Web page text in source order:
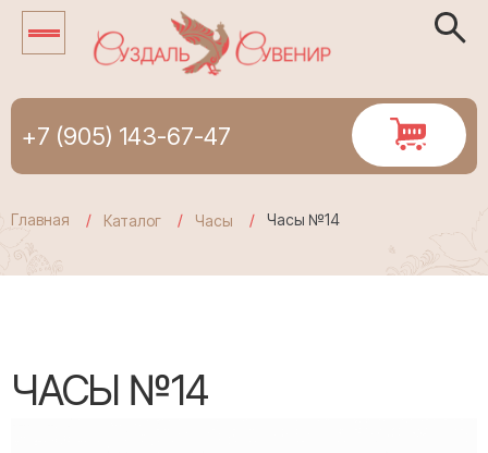
+7 (905) 143-67-47
Главная Каталог Часы Часы №14
ЧАСЫ №14